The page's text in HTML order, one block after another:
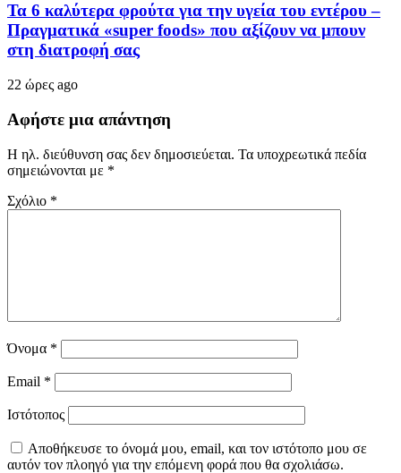
Τα 6 καλύτερα φρούτα για την υγεία του εντέρου –
Πραγματικά «super foods» που αξίζουν να μπουν
στη διατροφή σας
22 ώρες ago
Αφήστε μια απάντηση
Η ηλ. διεύθυνση σας δεν δημοσιεύεται. Τα υποχρεωτικά πεδία
σημειώνονται με *
Σχόλιο *
Όνομα *
Email *
Ιστότοπος
Αποθήκευσε το όνομά μου, email, και τον ιστότοπο μου σε
αυτόν τον πλοηγό για την επόμενη φορά που θα σχολιάσω.